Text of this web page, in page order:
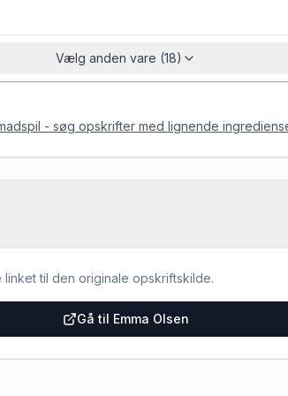
Vælg anden vare (18)
- søg opskrifter med lignende
til den originale opskriftskilde.
Gå til Emma Olsen